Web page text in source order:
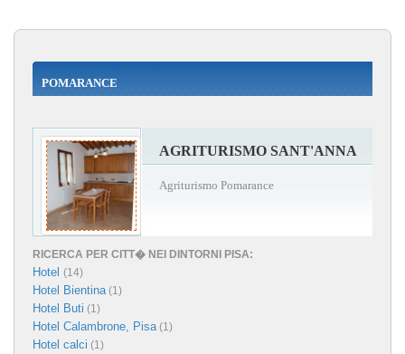
POMARANCE
AGRITURISMO SANT'ANNA
Agriturismo Pomarance
RICERCA PER CITT� NEI DINTORNI PISA:
Hotel (14)
Hotel Bientina(1)
Hotel Buti (1)
Hotel Calambrone, Pisa(1)
Hotel calci (1)